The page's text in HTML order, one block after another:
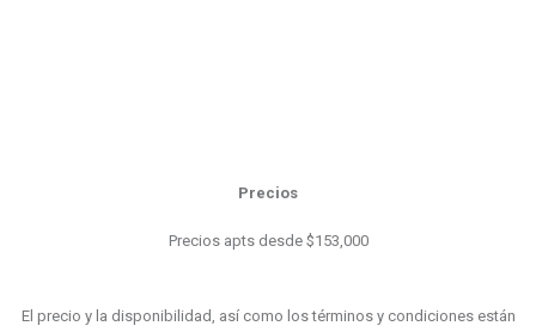
Precios
Precios apts desde $153,000
El precio y la disponibilidad, así como los términos y condiciones están